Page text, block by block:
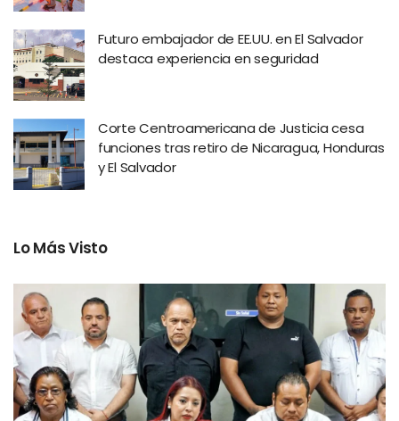
Futuro embajador de EE.UU. en El Salvador
destaca experiencia en seguridad
Corte Centroamericana de Justicia cesa
funciones tras retiro de Nicaragua, Honduras
y El Salvador
Lo Más Visto